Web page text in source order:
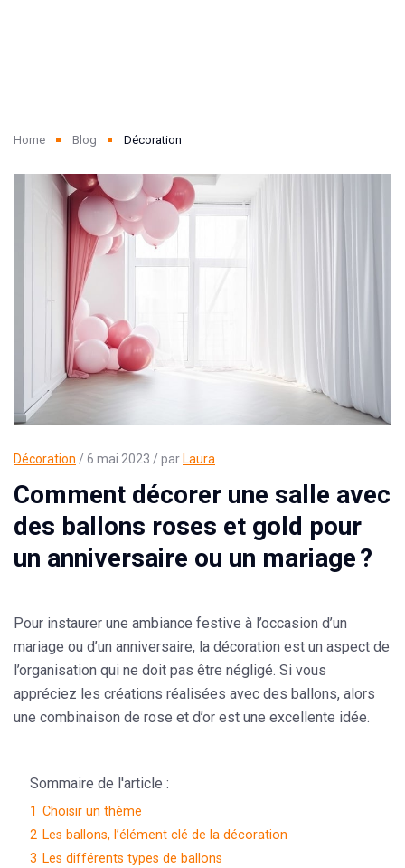
Home Blog Décoration
Décoration / 6 mai 2023 / par Laura
Comment décorer une salle avec
des ballons roses et gold pour
un anniversaire ou un mariage ?
Pour instaurer une ambiance festive à l’occasion d’un
mariage ou d’un anniversaire, la décoration est un aspect de
l’organisation qui ne doit pas être négligé. Si vous
appréciez les créations réalisées avec des ballons, alors
une combinaison de rose et d’or est une excellente idée.
Sommaire de l'article :
1 Choisir un thème
2 Les ballons, l’élément clé de la décoration
3 Les différents types de ballons